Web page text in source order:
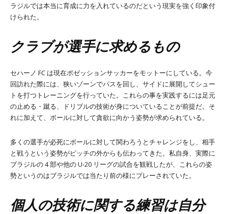
ラジルでは本当に育成に力を入れているのだという現実を強く印象付
けられた。
クラブが選手に求めるもの
セハーノ FC は現在ポゼッションサッカーをモットーにしている。今
回訪れた際には、狭いゾーンでパスを回し、サイドに展開してシュー
トを打つトレーニングを行っていた。これらの事を実践するには足元
の止める・蹴る、ドリブルの技術が身についていることが前提だ。そ
れに加えて、ボールに対して貪欲に向かう姿勢が求められている。
多くの選手が必死にボールに対して関わろうとチャレンジをし、相手
と戦うという姿勢がピッチの外からも伝わってきた。私自身、実際に
ブラジルの 4 部や他の U-20 リーグの試合を観戦したが、これらの姿
勢というのはブラジルでは当たり前の様にプレーされていた。
個人の技術に関する練習は自分